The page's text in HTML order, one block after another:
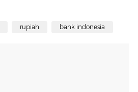
rupiah bank indonesia